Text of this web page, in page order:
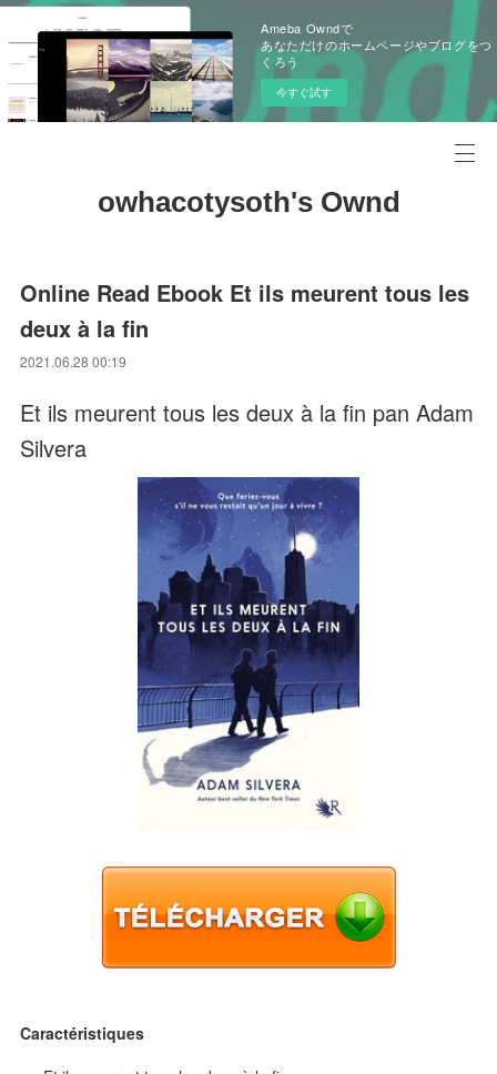
Ameba Owndで
あなただけのホームページやブログをつ
くろう
今すぐ試す
owhacotysoth's Ownd
Online Read Ebook Et ils meurent tous les
deux à la fin
2021.06.28 00:19
Et ils meurent tous les deux à la fin pan Adam
Silvera
Caractéristiques